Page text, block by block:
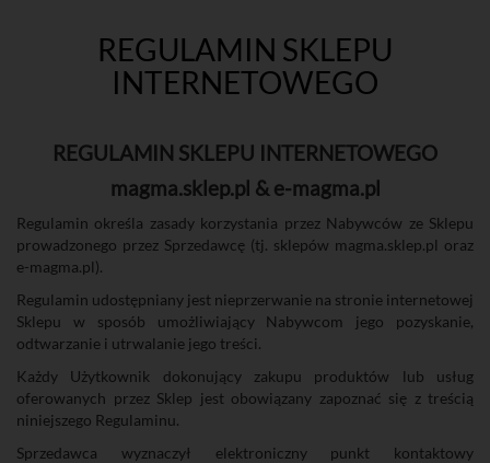
REGULAMIN SKLEPU
INTERNETOWEGO
REGULAMIN SKLEPU INTERNETOWEGO
magma.sklep.pl & e-magma.pl
Regulamin określa zasady korzystania przez Nabywców ze Sklepu
prowadzonego przez Sprzedawcę (tj. sklepów magma.sklep.pl oraz
e-magma.pl).
Regulamin udostępniany jest nieprzerwanie na stronie internetowej
Sklepu w sposób umożliwiający Nabywcom jego pozyskanie,
odtwarzanie i utrwalanie jego treści.
Każdy Użytkownik dokonujący zakupu produktów lub usług
oferowanych przez Sklep jest obowiązany zapoznać się z treścią
niniejszego Regulaminu.
Sprzedawca wyznaczył elektroniczny punkt kontaktowy